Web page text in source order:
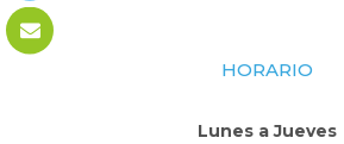
HORARIO
Lunes a Jueves